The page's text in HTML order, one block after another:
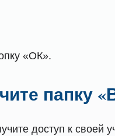
«ОК».
папку
доступ к своей